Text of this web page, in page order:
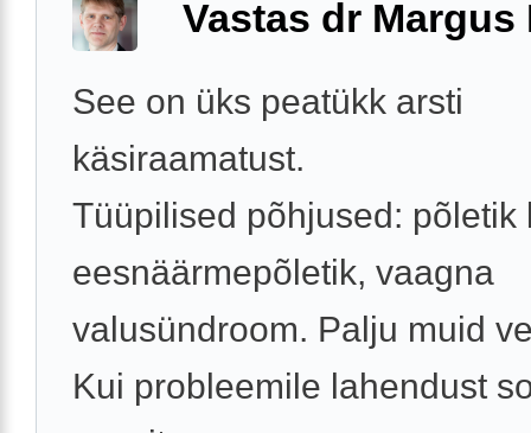
Vastas dr Margus
See on üks peatükk arsti
käsiraamatust.
Tüüpilised põhjused: põletik
eesnäärmepõletik, vaagna
valusündroom. Palju muid
Kui probleemile lahendust